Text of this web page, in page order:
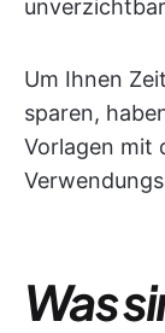
Um Ihnen
sparen,
Vorlagen mit
Was